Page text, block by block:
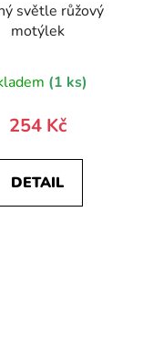
světle růžový
motýlek
(1 ks)
254 Kč
DETAIL